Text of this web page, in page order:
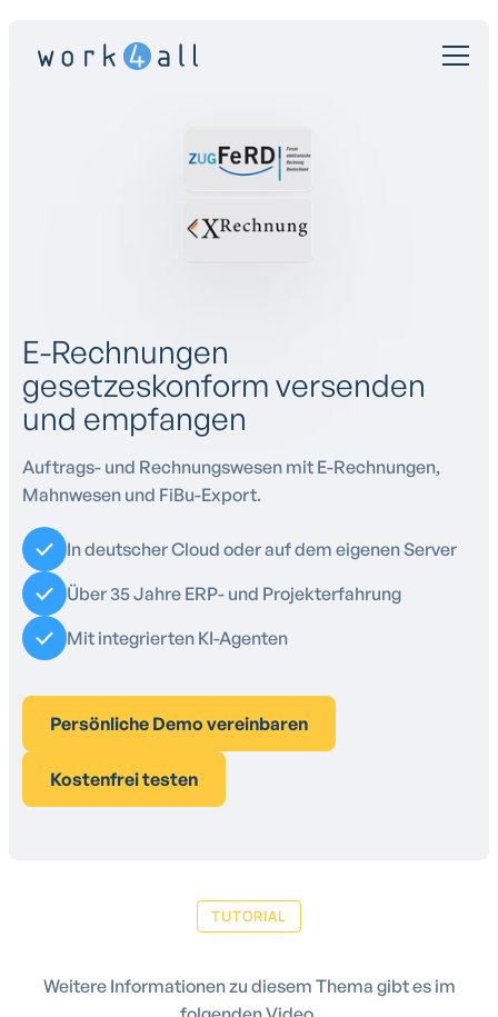
E-Rechnungen
gesetzeskonform versenden
und empfangen
Auftrags- und Rechnungswesen mit E-Rechnungen,
Mahnwesen und FiBu-Export.
In deutscher Cloud oder auf dem eigenen Server
Über 35 Jahre ERP- und Projekterfahrung
Mit integrierten KI-Agenten
Persönliche Demo vereinbaren
Kostenfrei testen
TUTORIAL
Weitere Informationen zu diesem Thema gibt es im